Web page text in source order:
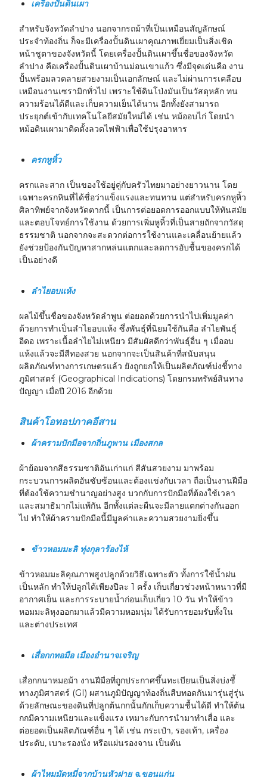
เครื่องปั้นดินเผา
สำหรับจังหวัดลำปาง นอกจากรถม้าที่เป็นเหมือนสัญลักษณ์
ประจำท้องถิ่น ก็จะมีเครื่องปั้นดินเผาคุณภาพเยี่ยมเป็นสิ่งเชิด
หน้าชูตาของจังหวัดนี้ โดยเครื่องปั้นดินเผาขึ้นชื่อของจังหวัด
ลำปาง คือเครื่องปั้นดินเผาบ้านม่อนเขาแก้ว ซึ่งมีจุดเด่นคือ งาน
ปั้นพร้อมลวดลายสวยงามเป็นเอกลักษณ์ และไม่ผ่านการเคลือบ
เหมือนงานเซรามิกทั่วไป เพราะใช้ดินโป่งมันเป็นวัสดุหลัก ทน
ความร้อนได้ดีและเก็บความเย็นได้นาน อีกทั้งยังสามารถ
ประยุกต์เข้ากับเทคโนโลยีสมัยใหม่ได้ เช่น หม้ออบไก่ โดยนำ
หม้อดินเผามาติดตั้งลวดไฟฟ้าเพื่อใช้ปรุงอาหาร
ครกหูหิ้ว
ครกและสาก เป็นของใช้อยู่คู่กับครัวไทยมาอย่างยาวนาน โดย
เฉพาะครกหินที่ได้ชื่อว่าแข็งแรงและทนทาน แต่สำหรับครกหูหิ้ว
ศิลาทิพย์จากจังหวัดตากนี้ เป็นการต่อยอดการออกแบบให้ทันสมัย
และตอบโจทย์การใช้งาน ด้วยการเพิ่มหูหิ้วที่เป็นสายถักจากวัสดุ
ธรรมชาติ นอกจากจะสะดวกต่อการใช้งานและเคลื่อนย้ายแล้ว
ยังช่วยป้องกันปัญหาสากหล่นแตกและลดการอับชื้นของครกได้
เป็นอย่างดี
ลำไยอบแห้ง
ผลไม้ขึ้นชื่อของจังหวัดลำพูน ต่อยอดด้วยการนำไปเพิ่มมูลค่า
ด้วยการทำเป็นลำไยอบแห้ง ซึ่งพันธุ์ที่นิยมใช้กันคือ ลำไยพันธุ์
อีดอ เพราะเนื้อลำไยไม่เหนียว มีสัมผัสดีกว่าพันธุ์อื่น ๆ เมื่ออบ
แห้งแล้วจะมีสีทองสวย นอกจากจะเป็นสินค้าที่สนับสนุน
ผลิตภัณฑ์ทางการเกษตรแล้ว ยังถูกยกให้เป็นผลิตภัณฑ์บ่งชี้ทาง
ภูมิศาสตร์ (Geographical Indications) โดยกรมทรัพย์สินทาง
ปัญญา เมื่อปี 2016 อีกด้วย
สินค้าโอทอปภาคอีสาน
ผ้าครามปักมือจากถิ่นภูพาน เมืองสกล
ผ้าย้อมจากสีธรรมชาติอันเก่าแก่ สีสันสวยงาม มาพร้อม
กระบวนการผลิตอันซับซ้อนและต้องแข่งกับเวลา ถือเป็นงานฝีมือ
ที่ต้องใช้ความชำนาญอย่างสูง บวกกับการปักมือที่ต้องใช้เวลา
และสมาธิมากไม่แพ้กัน อีกทั้งแต่ละผืนจะมีลายแตกต่างกันออก
ไป ทำให้ผ้าครามปักมือนี้มีมูลค่าและความสวยงามยิ่งขึ้น
ข้าวหอมมะลิ ทุ่งกุลาร้องไห้
ข้าวหอมมะลิคุณภาพสูงปลูกด้วยวิธีเฉพาะตัว ทั้งการใช้น้ำฝน
เป็นหลัก ทำให้ปลูกได้เพียงปีละ 1 ครั้ง เก็บเกี่ยวช่วงหน้าหนาวที่มี
อากาศเย็น และการระบายน้ำก่อนเก็บเกี่ยว 10 วัน ทำให้ข้าว
หอมมะลิหุงออกมาแล้วมีความหอมนุ่ม ได้รับการยอมรับทั้งใน
และต่างประเทศ
เสื่อกกทอมือ เมืองอำนาจเจริญ
เสื่อกกนาหมอม้า งานฝีมือที่ถูกประกาศขึ้นทะเบียนเป็นสิ่งบ่งชี้
ทางภูมิศาสตร์ (GI) ผสานภูมิปัญญาท้องถิ่นสืบทอดกันมารุ่นสู่รุ่น
ด้วยลักษณะของดินที่ปลูกต้นกกนั้นกักเก็บความชื้นได้ดี ทำให้ต้น
กกมีความเหนียวและแข็งแรง เหมาะกับการนำมาทำเสื่อ และ
ต่อยอดเป็นผลิตภัณฑ์อื่น ๆ ได้ เช่น กระเป๋า, รองเท้า, เครื่อง
ประดับ, เบาะรองนั่ง หรือแผ่นรองจาน เป็นต้น
ผ้าไหมมัดหมี่จากบ้านหัวฝาย จ.ขอนแก่น